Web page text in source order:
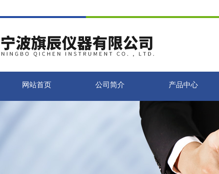
网站首页 公司简介 产品中心